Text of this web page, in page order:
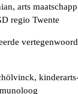
arts
regio Twente